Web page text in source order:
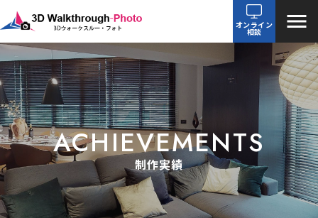
オンライン
相談
ACHIEVEMENTS
制作実績